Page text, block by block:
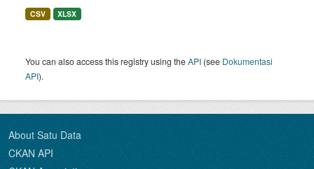
CSV XLSX
You can also access this registry using theAPI (see Dokumentasi
API).
About Satu Data
CKAN API